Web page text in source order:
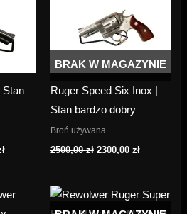
Stan
Aktualna
BRAK W MAGAZYNIE
Ruger Speed Six Inox |
Stan bardzo dobry
Broń używana
2500,00zł Pierwotna
2300,00 złAktualna